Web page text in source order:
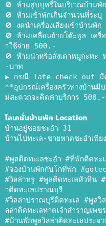
🚫 ห้ามสูบบุหรี่ในบริเวณบ้าน
🚫 ห้ามเข้าพักเกินจำนวนที่ระบุ
🚫 งดนำเครื่องเสียงเข้าบ้านพัก
🚫 ห้ามเคลื่อนย้ายโต๊ะพูล เค
าใช้จ่าย 500.-
🚫 ห้ามนำหรือสั่งเตาหมูกะทะ
-บาท
▶️ กรณี late check out มีค่า
**อุปกรณ์เครื่องครัวทางบ้านมี
ม่สะดวกจะคิดค่าบริการ
โลเคชั่นบ้านพัก Location
บ้านอยู่ซอยชะอำ 31
บ้านไปทะเล-ชายหาดชะอำเพีย
#พูลติดทะเลชะอำ #ที่พักติดทะ
#จองบ้านพักกับโกที่พัก
#วิลล่าหรู #พูลติดทะเลหัวหิน
าติดทะเลปราณบุรี
#วิลล่าปราณบุรีติดทะเล #พูลวิ
ลล่าติดทะเลหาดเจ้าสำราญเพช
#บ้านพักพูลวิลล่าติดทะเลประ